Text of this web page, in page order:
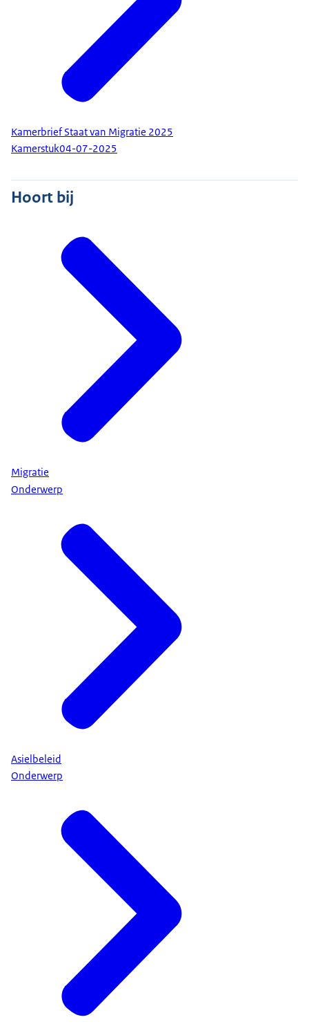
Kamerbrief Staat van Migratie 2025
Kamerstuk04-07-2025
Hoort bij
Migratie
Onderwerp
Asielbeleid
Onderwerp